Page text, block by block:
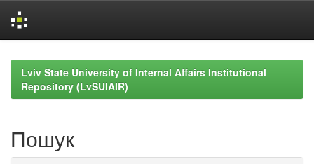
navigationLviv State University of Internal Affairs Institutional
Repository (LvSUIAIR)
Пошук